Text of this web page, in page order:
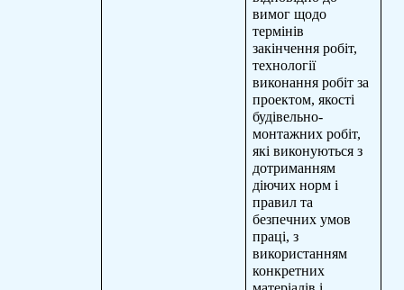
вимог щодо
термінів
закінчення робіт,
технології
виконання робіт за
проектом, якості
будівельно-
монтажних робіт,
які виконуються з
дотриманням
діючих норм і
правил та
безпечних умов
праці, з
використанням
конкретних